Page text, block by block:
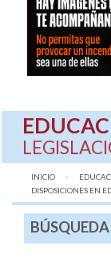
INICIO
DISPOSICIONES EN